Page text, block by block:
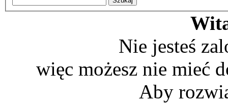
Nie jesteś
więc możesz nie mieć
Aby